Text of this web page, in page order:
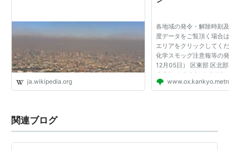
ja.wikipedia.org
各地域の発令・解除時刻
度データをご覧頂く場合
エリアをクリックしてく
化学スモッグ注意報等の
12月05日） 区東部 区北
摩北部 多摩中部 多摩西
飾区 荒川区 江戸川区 台
関連ブログ